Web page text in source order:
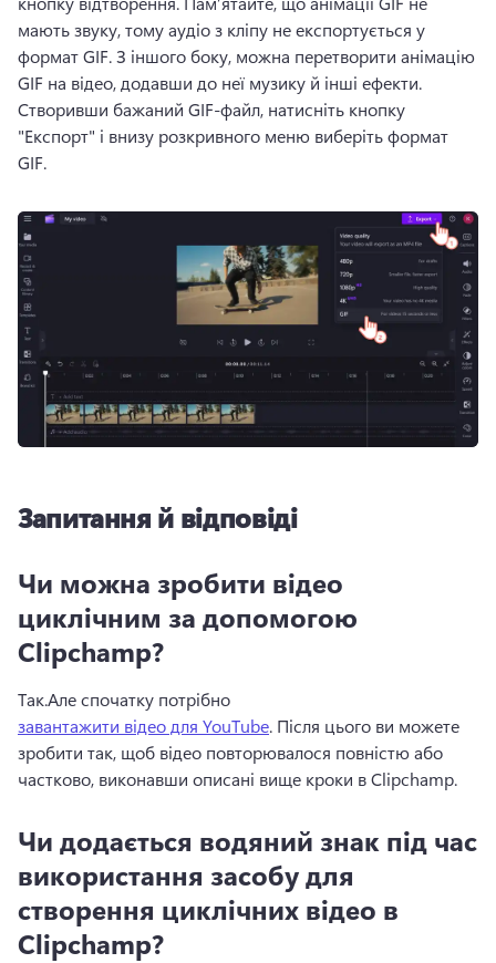
мають звуку, тому аудіо з кліпу не експортується у
формат GIF. З іншого боку, можна перетворити анімацію
Створивши бажаний GIF-файл, натисніть кнопку
"Експорт" і внизу розкривного меню виберіть формат
GIF.
Запитання й відповіді
Чи можна зробити відео
циклічним за допомогою
Clipchamp?
Так.Але спочатку потрібно
завантажити відео для YouTube. Після цього ви можете
зробити так, щоб відео повторювалося повністю або
частково, виконавши описані вище кроки в Clipchamp.
Чи додається водяний знак під час
використання засобу для
створення циклічних відео в
Clipchamp?